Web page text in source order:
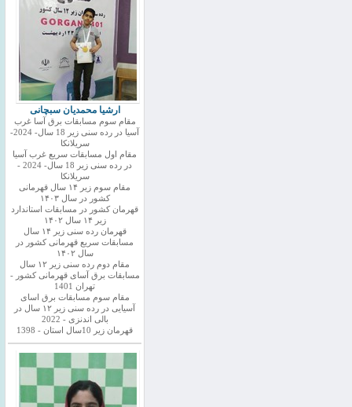
ارشیا محمدیان سبچانی
مقام سوم مسابقات برق آسا غرب
آسیا در رده سنی زیر 18 سال- 2024-
سریلانکا
مقام اول مسابقات سریع غرب آسیا
در رده سنی زیر 18 سال- 2024 -
سریلانکا
مقام سوم زیر ۱۴ سال قهرمانی
کشور در سال ۱۴۰۳
قهرمان کشور در مسابقات استاندارد
زیر ۱۴ سال ۱۴۰۲
قهرمان رده سنی زیر ۱۴ سال
مسابقات سریع قهرمانی کشور در
سال ۱۴۰۲
مقام دوم رده سنی زیر ۱۲ سال
مسابقات برق آسای قهرمانی کشور -
تهران 1401
مقام سوم مسابقات برق اسای
آسیایی در رده سنی زیر ۱۲ سال در
بالی اندنزی - 2022
قهرمان زیر 10سال استان - 1398